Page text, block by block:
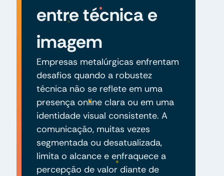
entre técnica e
imagem
Empresas metalúrgicas enfrentam
desafios quando a robustez
técnica não se reflete em uma
presença online clara ou em uma
identidade visual consistente. A
comunicação, muitas vezes
segmentada ou desatualizada,
limita o alcance e enfraquece a
percepção de valor diante de